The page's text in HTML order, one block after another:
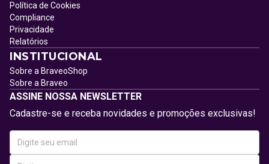
Política de Cookies
Compliance
Privacidade
Relatórios
INSTITUCIONAL
Sobre a BraveoShop
Sobre a Braveo
ASSINE NOSSA NEWSLETTER
Cadastre-se e receba novidades e promoções exclusivas!